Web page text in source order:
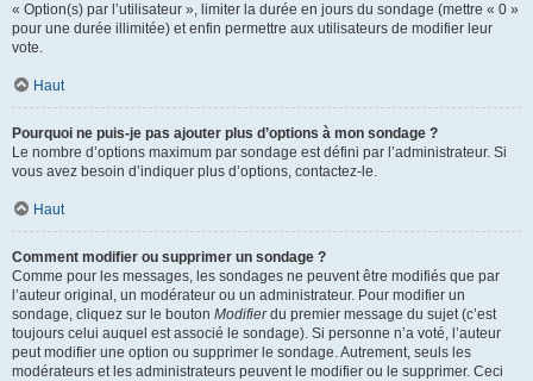
« Option(s) par l’utilisateur », limiter la durée en jours du sondage (mettre « 0 »
pour une durée illimitée) et enfin permettre aux utilisateurs de modifier leur
vote.
Haut
Pourquoi ne puis-je pas ajouter plus d’options à mon sondage ?
Le nombre d’options maximum par sondage est défini par l’administrateur. Si
vous avez besoin d’indiquer plus d’options, contactez-le.
Haut
Comment modifier ou supprimer un sondage ?
Comme pour les messages, les sondages ne peuvent être modifiés que par
l’auteur original, un modérateur ou un administrateur. Pour modifier un
sondage, cliquez sur le bouton Modifierdu premier message du sujet (c’est
toujours celui auquel est associé le sondage). Si personne n’a voté, l’auteur
peut modifier une option ou supprimer le sondage. Autrement, seuls les
modérateurs et les administrateurs peuvent le modifier ou le supprimer. Ceci